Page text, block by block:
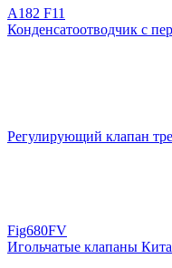
A182 F11
Конденсатоотводчик с
Регулирующий клапан
Fig680FV
Игольчатые клапаны